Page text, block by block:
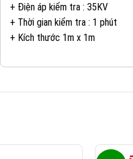
+ Điện áp kiểm tra : 35KV
+ Thời gian kiểm tra : 1 phút
+ Kích thước 1m x 1m